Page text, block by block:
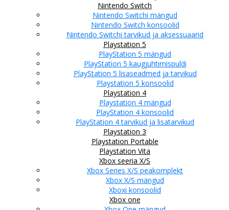
Nintendo Switch
Nintendo Switchi mängud
Nintendo Switch konsoolid
Nintendo Switchi tarvikud ja aksessuaarid
Playstation 5
PlayStation 5 mängud
PlayStation 5 kaugjuhtimispuldi
PlayStation 5 lisaseadmed ja tarvikud
Playstation 5 konsoolid
Playstation 4
Playstation 4 mängud
PlayStation 4 konsoolid
PlayStation 4 tarvikud ja lisatarvikud
Playstation 3
Playstation Portable
Playstation Vita
Xbox seeria X/S
Xbox Series X/S peakomplekt
Xbox X/S mängud
Xboxi konsoolid
Xbox one